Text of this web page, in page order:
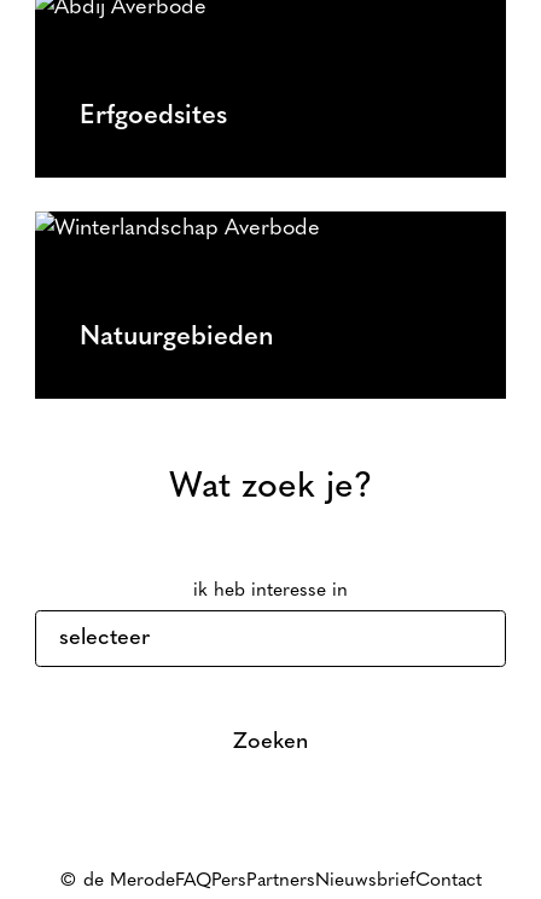
Erfgoedsites
Natuurgebieden
Wat zoek je?
ik heb interesse in
Zoeken
© de MerodeFAQPersPartnersNieuwsbriefContact